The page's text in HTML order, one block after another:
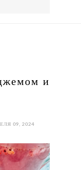
и
09, 2024